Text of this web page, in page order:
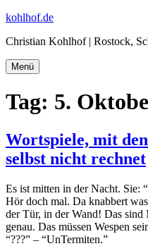
Zum
springen
kohlhof.de
Christian Kohlhof | Rostock,
Menü
Tag: 5.
Wortspiele, mit
selbst nicht rechnet
Es ist mitten in der Nacht. Sie:
Hör doch mal. Da knabbert
der Tür, in der Wand! Das
genau. Das müssen Wespen
“???” – “UnTermiten.”